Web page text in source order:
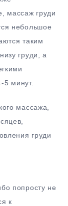
массаж груди
небольшое
таким
груди, а
5 минут.
массажа,
груди
попросту не
к